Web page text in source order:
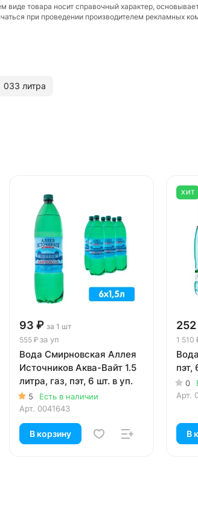
товара носит справочный характер,
при проведении производителем рекламных
033 литра
93 ₽ за 1 шт
555 ₽ за уп
Вода Смирновская Аллея
Источников Аква-Вайт 1.5
литра, газ, пэт, 6 шт. в уп.
5
Есть в наличии
Арт. 0041643
В корзину
ХИТ
1 510
пэт,
0
Арт.
В